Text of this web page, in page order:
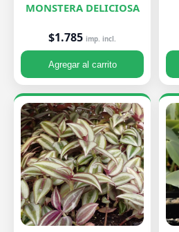
MONSTERA DELICIOSA
$1.785 imp. incl.
Agregar al carrito